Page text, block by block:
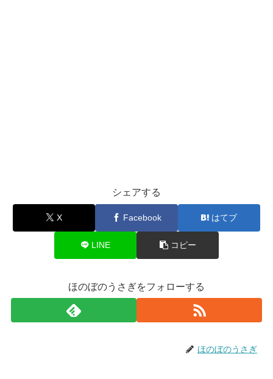
シェアする
X Facebook はてブ
LINE コピー
ほのぼのうさぎをフォローする
ほのぼのうさぎ